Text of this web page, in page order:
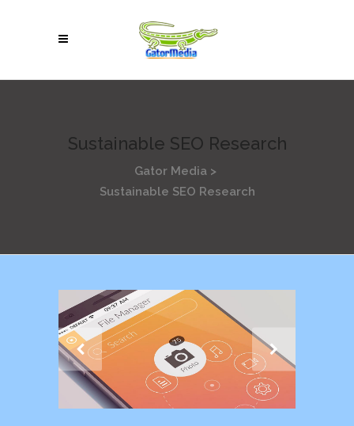
Sustainable SEO Research
Gator Media >
Sustainable SEO Research